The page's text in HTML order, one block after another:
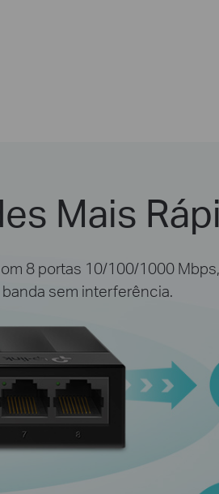
Mais
8 portas 10/100/1000
sem interferência.